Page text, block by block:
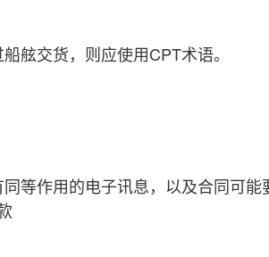
交货，则应使用CPT术语。
等作用的电子讯息，以及合同可能